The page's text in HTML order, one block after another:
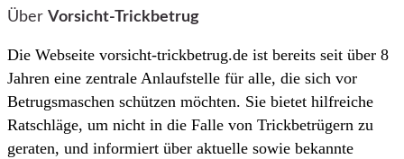
Über Vorsicht-Trickbetrug
Die Webseite vorsicht-trickbetrug.de ist bereits seit über 8
Jahren eine zentrale Anlaufstelle für alle, die sich vor
Betrugsmaschen schützen möchten. Sie bietet hilfreiche
Ratschläge, um nicht in die Falle von Trickbetrügern zu
geraten, und informiert über aktuelle sowie bekannte